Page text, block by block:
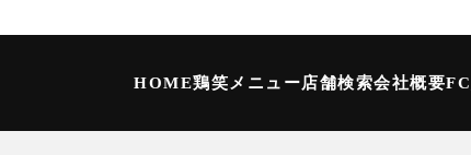
HOME鶏笑メニュー店舗検索会社概要